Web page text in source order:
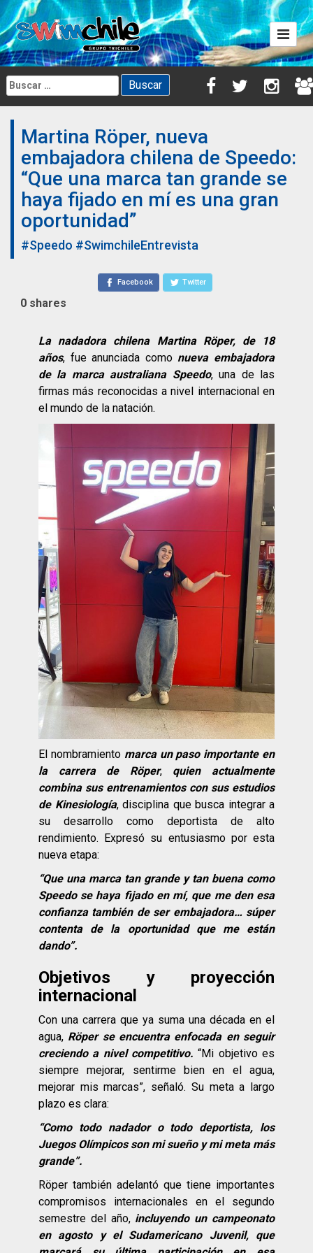
Skip
to
content
Buscar:
Martina Röper, nueva
embajadora chilena de Speedo:
“Que una marca tan grande se
haya fijado en mí es una gran
oportunidad”
#Speedo #SwimchileEntrevista
Facebook Twitter
0 shares
La nadadora chilena Martina Röper, de 18
años, fue anunciada como nueva embajadora
de la marca australiana Speedo, una de las
firmas más reconocidas a nivel internacional en
el mundo de la natación.
El nombramiento marca un paso importante en
la carrera de Röper, quien actualmente
combina sus entrenamientos con sus estudios
de Kinesiología, disciplina que busca integrar a
su desarrollo como deportista de alto
rendimiento. Expresó su entusiasmo por esta
nueva etapa:
“Que una marca tan grande y tan buena como
Speedo se haya fijado en mí, que me den esa
confianza también de ser embajadora… súper
contenta de la oportunidad que me están
dando”.
Objetivos y proyección
internacional
Con una carrera que ya suma una década en el
agua, Röper se encuentra enfocada en seguir
creciendo a nivel competitivo. “Mi objetivo es
siempre mejorar, sentirme bien en el agua,
mejorar mis marcas”, señaló. Su meta a largo
plazo es clara:
“Como todo nadador o todo deportista, los
Juegos Olímpicos son mi sueño y mi meta más
grande”.
Röper también adelantó que tiene importantes
compromisos internacionales en el segundo
semestre del año, incluyendo un campeonato
en agosto y el Sudamericano Juvenil, que